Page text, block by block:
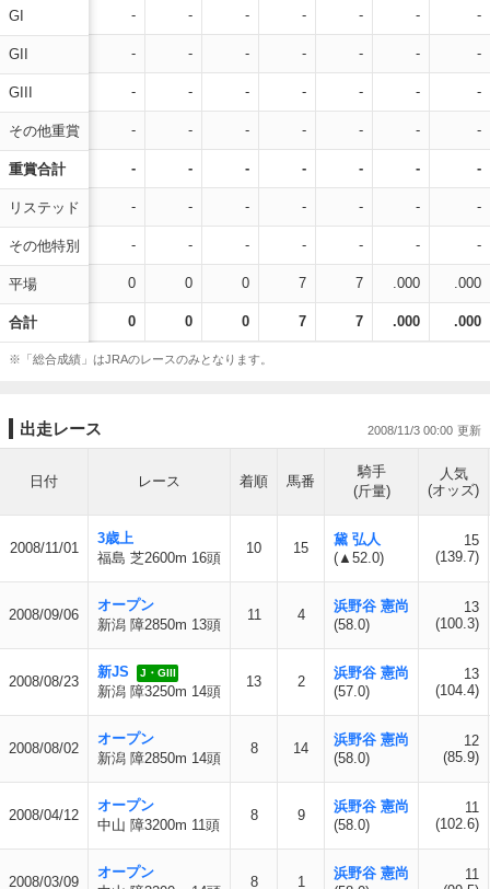
GI
GII
GIII
その他重賞
重賞合計
リステッド
その他特別
平場
合計
- - - - - - -
- - - - - - -
- - - - - - -
- - - - - - -
- - - - - - -
- - - - - - -
- - - - - - -
0 0 0 7 7 .000 .000
0 0 0 7 7 .000 .000
※「総合成績」はJRAのレースのみとなります。
出走レース 2008/11/3 00:00
日付 レース 着順 馬番
騎手
(斤量)
人気
(オッズ)
2008/11/01
3歳上
福島 芝2600m 16頭
10 15
黛 弘人
(▲52.0)
15
(139.7)
2008/09/06
オープン
新潟 障2850m 13頭
11 4
浜野谷 憲尚
(58.0)
13
(100.3)
2008/08/23
新JS J・GIII
新潟 障3250m 14頭
13 2
浜野谷 憲尚
(57.0)
13
(104.4)
2008/08/02
オープン
新潟 障2850m 14頭
8 14
浜野谷 憲尚
(58.0)
12
(85.9)
2008/04/12
オープン
中山 障3200m 11頭
8 9
浜野谷 憲尚
(58.0)
11
(102.6)
2008/03/09
オープン
8 1
浜野谷 憲尚
11